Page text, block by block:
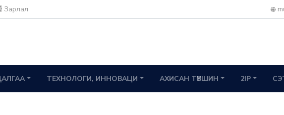
Зарлал
ТЕХНОЛОГИ, ИННОВАЦИ АХИСАН ТҮВШИН 2IP